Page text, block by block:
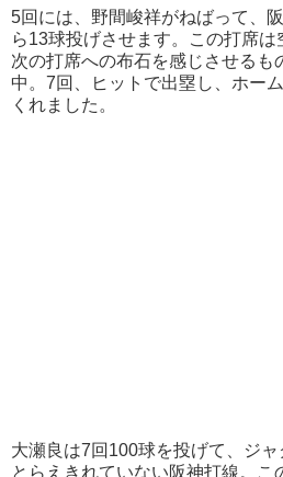
5回には、野間峻祥がねばって、
ら13球投げさせます。この打席は
次の打席への布石を感じさせるも
中。7回、ヒットで出塁し、ホー
くれました。
大瀬良は7回100球を投げて、ジ
とらえきれていない阪神打線。こ